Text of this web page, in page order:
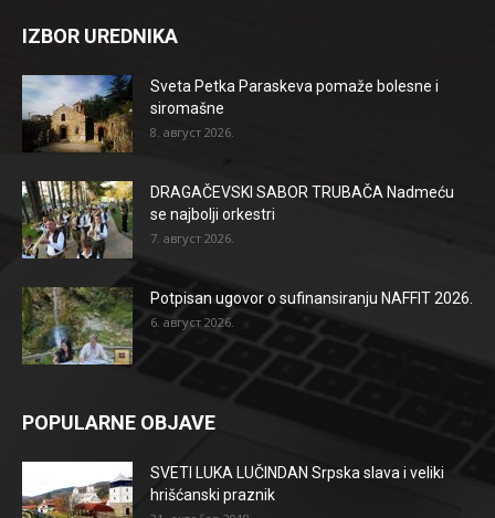
IZBOR UREDNIKA
Sveta Petka Paraskeva pomaže bolesne i
siromašne
8. август 2026.
DRAGAČEVSKI SABOR TRUBAČA Nadmeću
se najbolji orkestri
7. август 2026.
Potpisan ugovor o sufinansiranju NAFFIT 2026.
6. август 2026.
POPULARNE OBJAVE
SVETI LUKA LUČINDAN Srpska slava i veliki
hrišćanski praznik